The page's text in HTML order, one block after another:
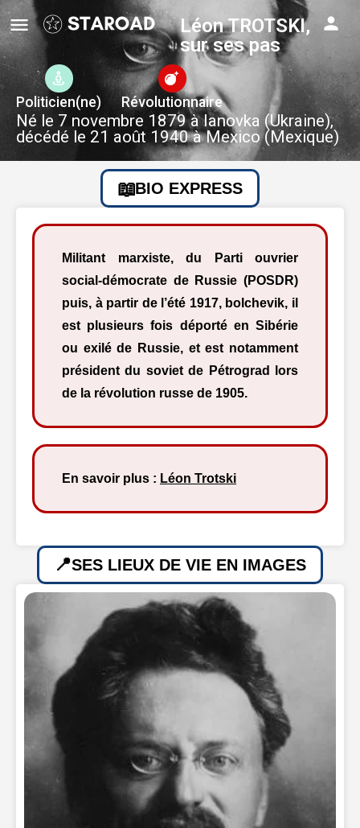
Léon TROTSKI,
sur ses pas
Politicien(ne) Révolutionnaire
Né le 7 novembre 1879 à Ianovka (Ukraine),
décédé le 21 août 1940 à Mexico (Mexique)
BIO EXPRESS
Militant marxiste, du Parti ouvrier
social-démocrate de Russie (POSDR)
puis, à partir de l’été 1917, bolchevik, il
est plusieurs fois déporté en Sibérie
ou exilé de Russie, et est notamment
président du soviet de Pétrograd lors
de la révolution russe de 1905.
En savoir plus : Léon Trotski
SES LIEUX DE VIE EN IMAGES